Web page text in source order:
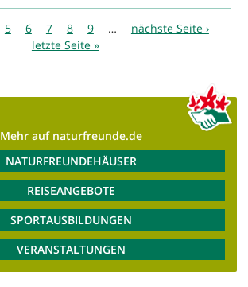
5 6 7 8 9 …
nächste Seite ›
letzte Seite »
Mehr auf naturfreunde.de
NATURFREUNDEHÄUSER
REISEANGEBOTE
SPORTAUSBILDUNGEN
VERANSTALTUNGEN